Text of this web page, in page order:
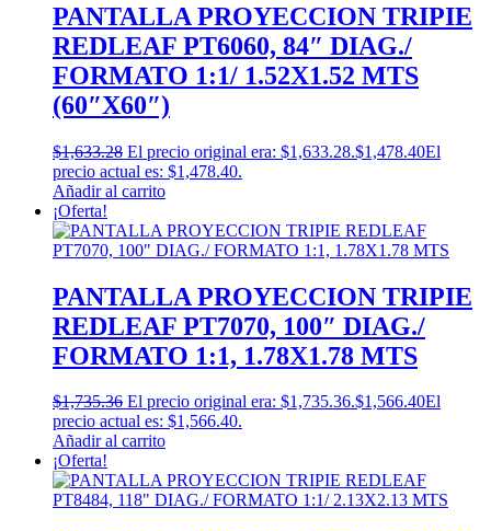
PANTALLA PROYECCION TRIPIE
REDLEAF PT6060, 84″ DIAG./
FORMATO 1:1/ 1.52X1.52 MTS
(60″X60″)
$1,633.28 El precio original era: $1,633.28.$1,478.40El
precio actual es: $1,478.40.
Añadir al carrito
¡Oferta!
PANTALLA PROYECCION TRIPIE
REDLEAF PT7070, 100″ DIAG./
FORMATO 1:1, 1.78X1.78 MTS
$1,735.36 El precio original era: $1,735.36.$1,566.40El
precio actual es: $1,566.40.
Añadir al carrito
¡Oferta!